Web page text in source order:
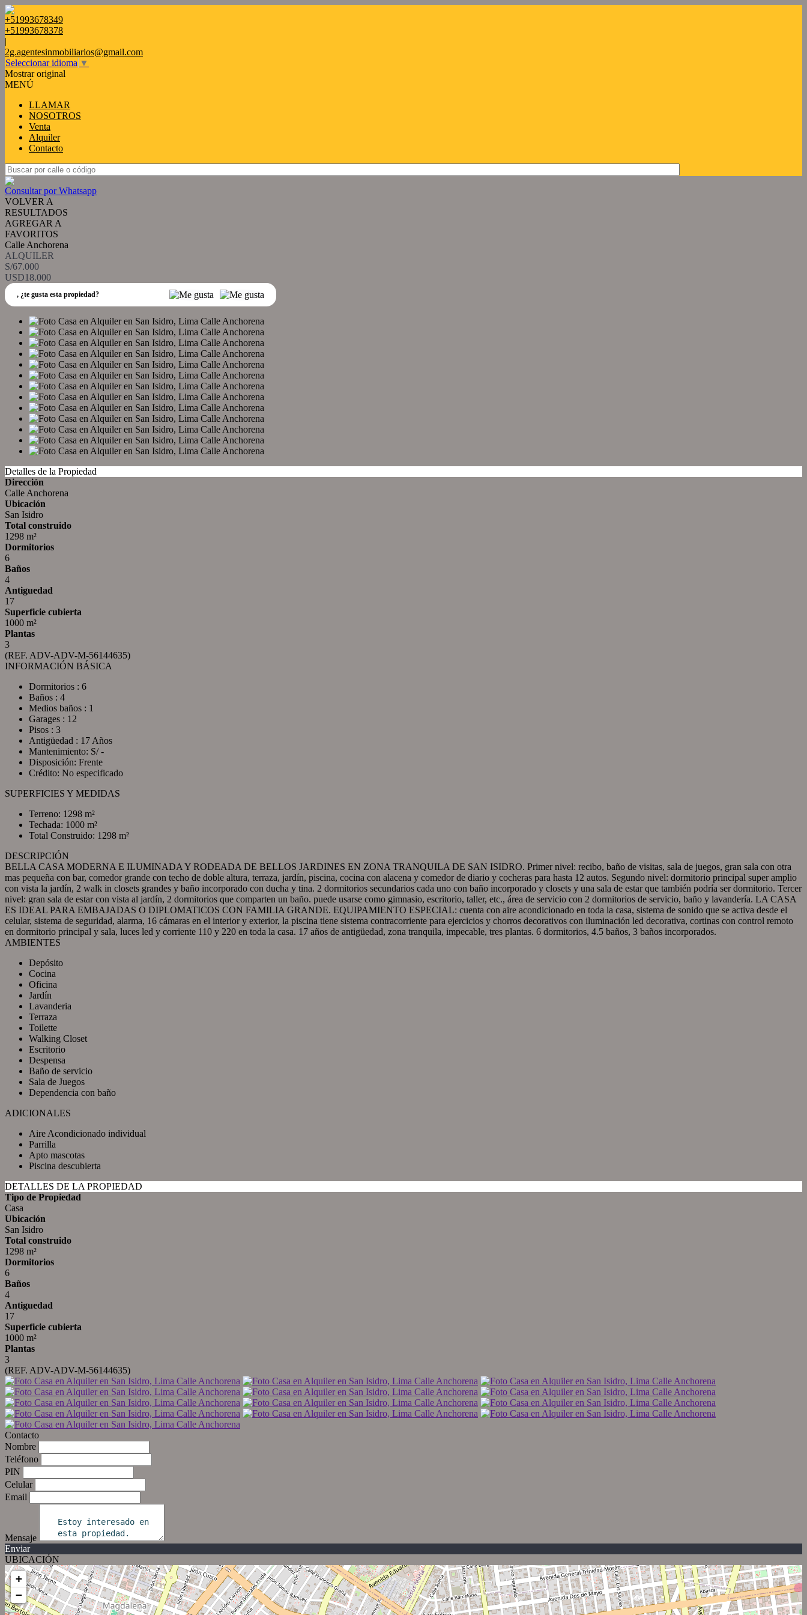
+51993678349
+51993678378
|
2g.agentesinmobiliarios@gmail.com
Seleccionar idioma ▼
Mostrar original
MENÚ
LLAMAR
NOSOTROS
Venta
Alquiler
Contacto
Consultar por Whatsapp
VOLVER A
RESULTADOS
AGREGAR A
FAVORITOS
Calle Anchorena
ALQUILER
S/67.000
USD18.000
, ¿te gusta esta propiedad?
Detalles de la Propiedad
Dirección
Calle Anchorena
Ubicación
San Isidro
Total construido
1298 m²
Dormitorios
6
Baños
4
Antiguedad
17
Superficie cubierta
1000 m²
Plantas
3
(REF. ADV-ADV-M-56144635)
INFORMACIÓN BÁSICA
Dormitorios : 6
Baños : 4
Medios baños : 1
Garages : 12
Pisos : 3
Antigüedad : 17 Años
Mantenimiento: S/ -
Disposición: Frente
Crédito: No especificado
SUPERFICIES Y MEDIDAS
Terreno: 1298 m²
Techada: 1000 m²
Total Construido: 1298 m²
DESCRIPCIÓN
BELLA CASA MODERNA E ILUMINADA Y RODEADA DE BELLOS JARDINES EN ZONA TRANQUILA DE SAN ISIDRO. Primer nivel: recibo, baño de visitas, sala de juegos, gran sala con otra
mas pequeña con bar, comedor grande con techo de doble altura, terraza, jardín, piscina, cocina con alacena y comedor de diario y cocheras para hasta 12 autos. Segundo nivel: dormitorio principal super amplio
con vista la jardín, 2 walk in closets grandes y baño incorporado con ducha y tina. 2 dormitorios secundarios cada uno con baño incorporado y closets y una sala de estar que también podría ser dormitorio. Tercer
nivel: gran sala de estar con vista al jardín, 2 dormitorios que comparten un baño. puede usarse como gimnasio, escritorio, taller, etc., área de servicio con 2 dormitorios de servicio, baño y lavandería. LA CASA
ES IDEAL PARA EMBAJADAS O DIPLOMATICOS CON FAMILIA GRANDE. EQUIPAMIENTO ESPECIAL: cuenta con aire acondicionado en toda la casa, sistema de sonido que se activa desde el
celular, sistema de seguridad, alarma, 16 cámaras en el interior y exterior, la piscina tiene sistema contracorriente para ejercicios y chorros decorativos con iluminación led decorativa, cortinas con control remoto
en dormitorio principal y sala, luces led y corriente 110 y 220 en toda la casa. 17 años de antigüedad, zona tranquila, impecable, tres plantas. 6 dormitorios, 4.5 baños, 3 baños incorporados.
AMBIENTES
Depósito
Cocina
Oficina
Jardín
Lavanderia
Terraza
Toilette
Walking Closet
Escritorio
Despensa
Baño de servicio
Sala de Juegos
Dependencia con baño
ADICIONALES
Aire Acondicionado individual
Parrilla
Apto mascotas
Piscina descubierta
DETALLES DE LA PROPIEDAD
Tipo de Propiedad
Casa
Ubicación
San Isidro
Total construido
1298 m²
Dormitorios
6
Baños
4
Antiguedad
17
Superficie cubierta
1000 m²
Plantas
3
(REF. ADV-ADV-M-56144635)
Contacto
Nombre
Teléfono
PIN
Celular
Email
Mensaje
Enviar
UBICACIÓN
+
−